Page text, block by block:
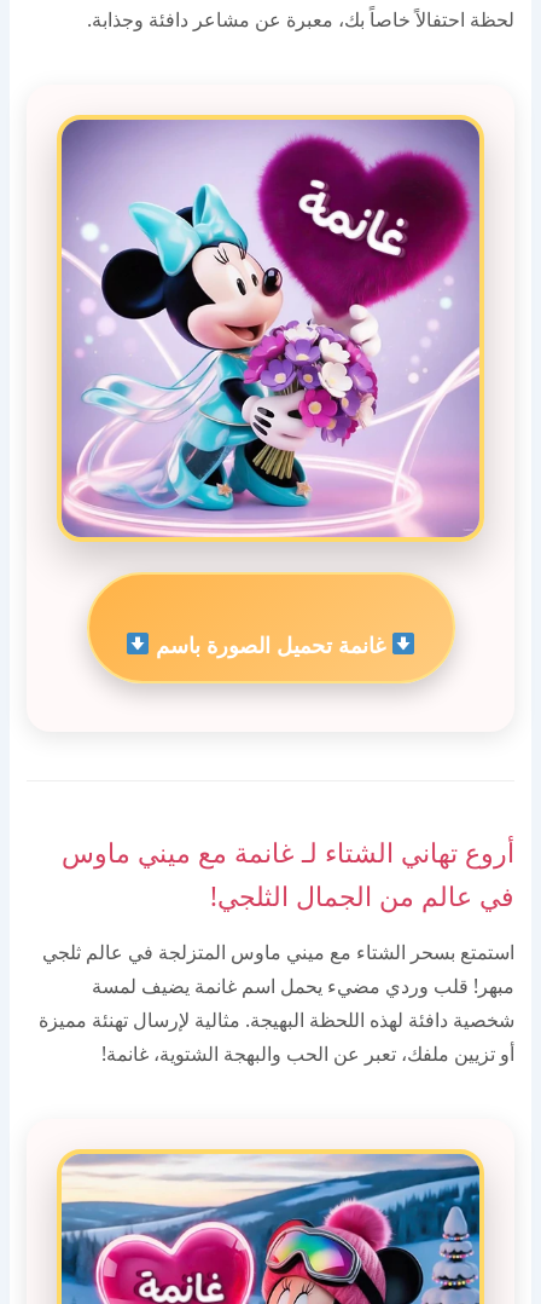
لحظة احتفالاً خاصاً بك، معبرة عن مشاعر دافئة وجذابة.
غانمة تحميل الصورة باسم
أروع تهاني الشتاء لـ غانمة مع ميني ماوس
في عالم من الجمال الثلجي!
استمتع بسحر الشتاء مع ميني ماوس المتزلجة في عالم ثلجي
مبهر! قلب وردي مضيء يحمل اسم غانمة يضيف لمسة
شخصية دافئة لهذه اللحظة البهيجة. مثالية لإرسال تهنئة مميزة
أو تزيين ملفك، تعبر عن الحب والبهجة الشتوية، غانمة!